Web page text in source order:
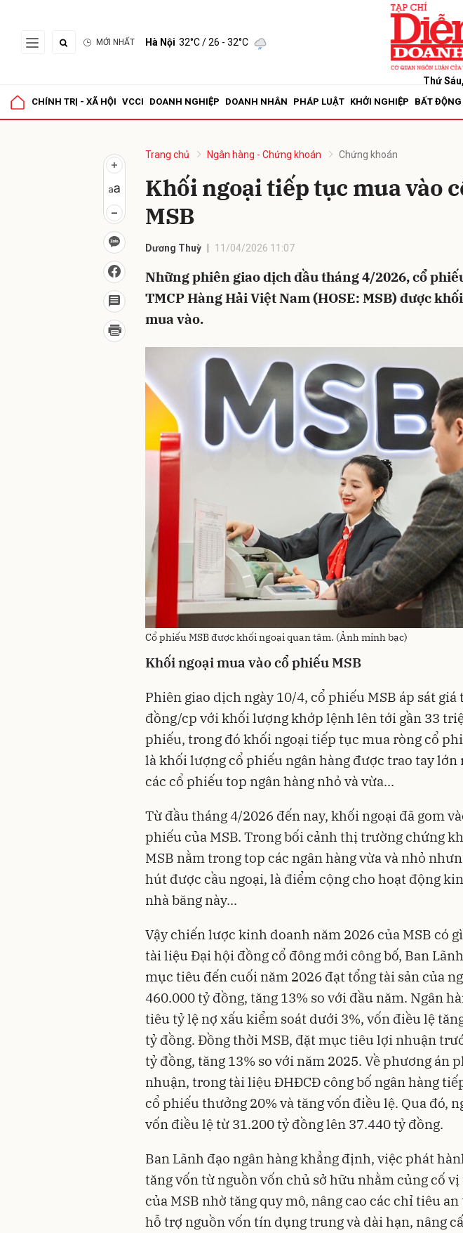
MỚI NHẤT Hà Nội 32°C/ 26 - 32°C
Thứ Sáu,
CHÍNH TRỊ - XÃ HỘI VCCI DOANH NGHIỆP DOANH NHÂN PHÁP LUẬT KHỞI NGHIỆP BẤT ĐỘNG
Trang chủ Ngân hàng - Chứng khoán Chứng khoán
Khối ngoại tiếp tục mua vào
MSB
Dương Thuỳ 11/04/2026 11:07
Những phiên giao dịch đầu tháng 4/2026, cổ
TMCP Hàng Hải Việt Nam (HOSE: MSB) được
mua vào.
Cổ phiếu MSB được khối ngoại quan tâm. (Ảnh minh bạc)
Khối ngoại mua vào cổ phiếu MSB
Phiên giao dịch ngày 10/4, cổ phiếu MSB áp sát giá
đồng/cp với khối lượng khớp lệnh lên tới gần 33
phiếu, trong đó khối ngoại tiếp tục mua ròng cổ
là khối lượng cổ phiếu ngân hàng được trao tay
các cổ phiếu top ngân hàng nhỏ và vừa...
Từ đầu tháng 4/2026 đến nay, khối ngoại đã gom
phiếu của MSB. Trong bối cảnh thị trường chứng
MSB nằm trong top các ngân hàng vừa và nhỏ
hút được cầu ngoại, là điểm cộng cho hoạt động
nhà băng này...
Vậy chiến lược kinh doanh năm 2026 của MSB có
tài liệu Đại hội đồng cổ đông mới công bố, Ban
mục tiêu đến cuối năm 2026 đạt tổng tài sản của
460.000 tỷ đồng, tăng 13% so với đầu năm. Ngân
tiêu tỷ lệ nợ xấu kiểm soát dưới 3%, vốn điều lệ
tỷ đồng. Đồng thời MSB, đặt mục tiêu lợi nhuận
tỷ đồng, tăng 13% so với năm 2025. Về phương án
nhuận, trong tài liệu ĐHĐCĐ công bố ngân hàng
cổ phiếu thưởng 20% và tăng vốn điều lệ. Qua đó,
vốn điều lệ từ 31.200 tỷ đồng lên 37.440 tỷ đồng.
Ban Lãnh đạo ngân hàng khẳng định, việc phát
tăng vốn từ nguồn vốn chủ sở hữu nhằm củng cố
của MSB nhờ tăng quy mô, nâng cao các chỉ tiêu
hỗ trợ nguồn vốn tín dụng trung và dài hạn, nâng